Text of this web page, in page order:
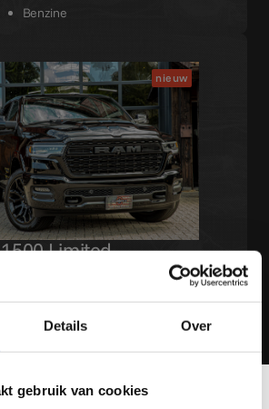
Details Over
gebruik van cookies
Benzine
nieuw
Limited
PK H/O € 79.950,-
onze Nieuwsbrief!